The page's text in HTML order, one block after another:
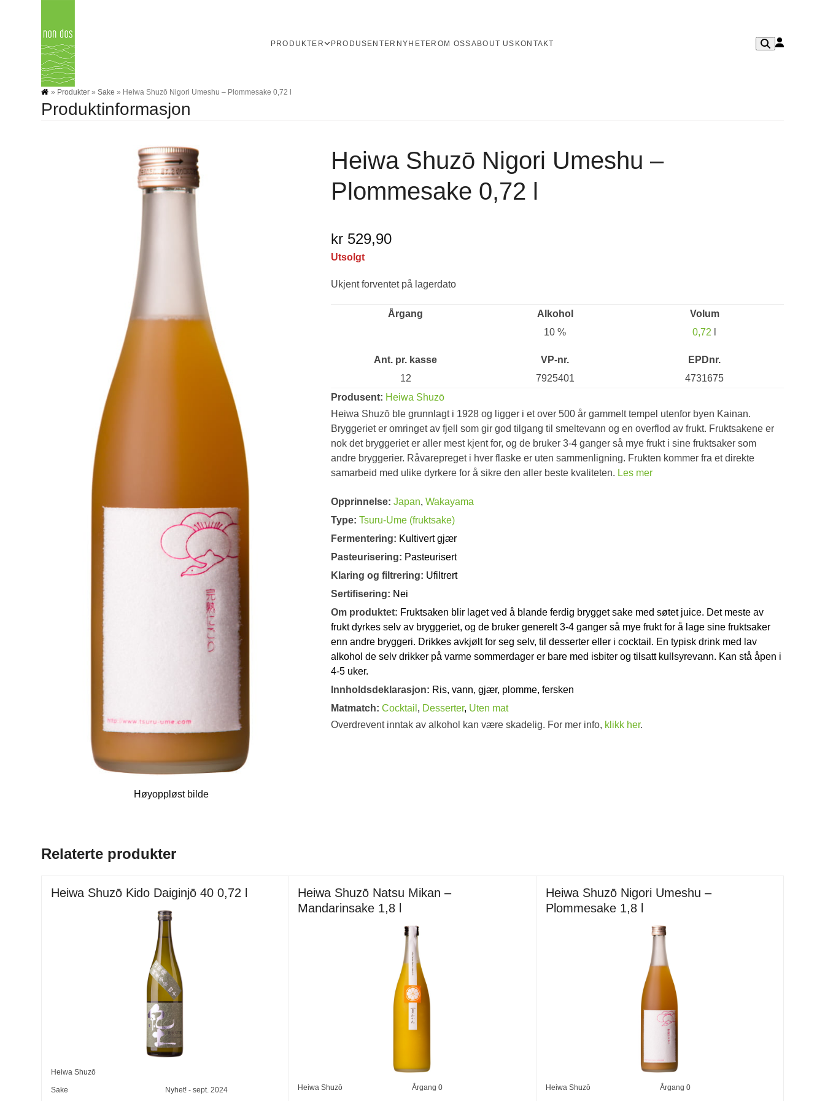
PRODUKTER PRODUSENTER NYHETER OM OSSABOUT US KONTAKT
» Produkter »Sake » Heiwa Shuzō Nigori Umeshu – Plommesake 0,72 l
Produktinformasjon
Høyoppløst bilde
Heiwa Shuzō Nigori Umeshu –
Plommesake 0,72 l
kr 529,90
Utsolgt
Ukjent forventet på lagerdato
Årgang
Alkohol
10 %
Volum
0,72
Ant. pr. kasse
12
VP-nr.
7925401
EPDnr.
4731675
Produsent: Heiwa Shuzō
Heiwa Shuzō ble grunnlagt i 1928 og ligger i et over 500 år gammelt tempel utenfor byen Kainan.
Bryggeriet er omringet av fjell som gir god tilgang til smeltevann og en overflod av frukt. Fruktsakene er
nok det bryggeriet er aller mest kjent for, og de bruker 3-4 ganger så mye frukt i sine fruktsaker som
andre bryggerier. Råvarepreget i hver flaske er uten sammenligning. Frukten kommer fra et direkte
samarbeid med ulike dyrkere for å sikre den aller beste kvaliteten. Les mer
Opprinnelse: Japan, Wakayama
Type: Tsuru-Ume (fruktsake)
Fermentering: Kultivert gjær
Pasteurisering: Pasteurisert
Klaring og filtrering: Ufiltrert
Sertifisering: Nei
Om produktet: Fruktsaken blir laget ved å blande ferdig brygget sake med søtet juice. Det meste av
frukt dyrkes selv av bryggeriet, og de bruker generelt 3-4 ganger så mye frukt for å lage sine fruktsaker
enn andre bryggeri. Drikkes avkjølt for seg selv, til desserter eller i cocktail. En typisk drink med lav
alkohol de selv drikker på varme sommerdager er bare med isbiter og tilsatt kullsyrevann. Kan stå åpen i
4-5 uker.
Innholdsdeklarasjon: Ris, vann, gjær, plomme, fersken
Matmatch: Cocktail , Desserter, Uten mat
Overdrevent inntak av alkohol kan være skadelig. For mer info, klikk her.
Relaterte produkter
Heiwa Shuzō Kido Daiginjō 40 0,72 l
Heiwa Shuzō
Sake Nyhet! - sept. 2024
Heiwa Shuzō Natsu Mikan –
Mandarinsake 1,8 l
Heiwa Shuzō Årgang0
Heiwa Shuzō Nigori Umeshu –
Plommesake 1,8 l
Heiwa Shuzō Årgang 0